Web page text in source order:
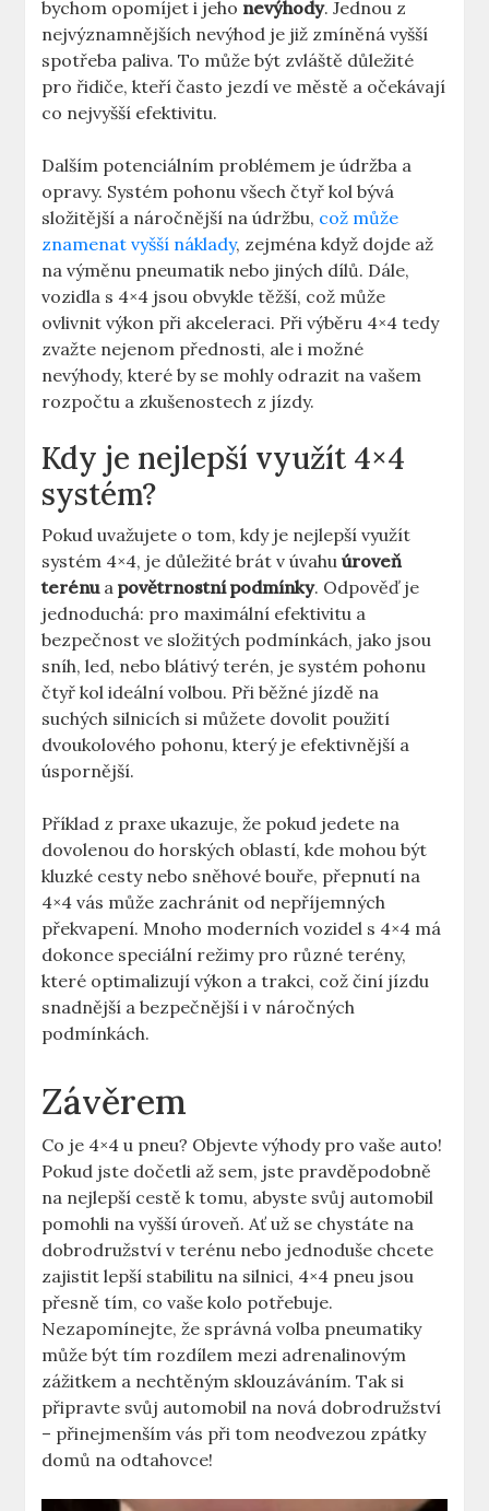
bychom opomíjet i jeho nevýhody. Jednou z
nejvýznamnějších nevýhod je již zmíněná vyšší
spotřeba paliva. To může být zvláště důležité
pro řidiče, kteří často jezdí ve městě a očekávají
co nejvyšší efektivitu.
Dalším potenciálním problémem je údržba a
opravy. Systém pohonu všech čtyř kol bývá
složitější a náročnější na údržbu, což může
znamenat vyšší náklady, zejména když dojde až
na výměnu pneumatik nebo jiných dílů. Dále,
vozidla s 4×4 jsou obvykle těžší, což může
ovlivnit výkon při akceleraci. Při výběru 4×4 tedy
zvažte nejenom přednosti, ale i možné
nevýhody, které by se mohly odrazit na vašem
rozpočtu a zkušenostech z jízdy.
Kdy je nejlepší využít 4×4
systém?
Pokud uvažujete o tom, kdy je nejlepší využít
systém 4×4, je důležité brát v úvahuúroveň
terénuapovětrnostní podmínky. Odpověď je
jednoduchá: pro maximální efektivitu a
bezpečnost ve složitých podmínkách, jako jsou
sníh, led, nebo blátivý terén, je systém pohonu
čtyř kol ideální volbou. Při běžné jízdě na
suchých silnicích si můžete dovolit použití
dvoukolového pohonu, který je efektivnější a
úspornější.
Příklad z praxe ukazuje, že pokud jedete na
dovolenou do horských oblastí, kde mohou být
kluzké cesty nebo sněhové bouře, přepnutí na
4×4 vás může zachránit od nepříjemných
překvapení. Mnoho moderních vozidel s 4×4 má
dokonce speciální režimy pro různé terény,
které optimalizují výkon a trakci, což činí jízdu
snadnější a bezpečnější i v náročných
podmínkách.
Závěrem
Co je 4×4 u pneu? Objevte výhody pro vaše auto!
Pokud jste dočetli až sem, jste pravděpodobně
na nejlepší cestě k tomu, abyste svůj automobil
pomohli na vyšší úroveň. Ať už se chystáte na
dobrodružství v terénu nebo jednoduše chcete
zajistit lepší stabilitu na silnici, 4×4 pneu jsou
přesně tím, co vaše kolo potřebuje.
Nezapomínejte, že správná volba pneumatiky
může být tím rozdílem mezi adrenalinovým
zážitkem a nechtěným sklouzáváním. Tak si
připravte svůj automobil na nová dobrodružství
– přinejmenším vás při tom neodvezou zpátky
domů na odtahovce!